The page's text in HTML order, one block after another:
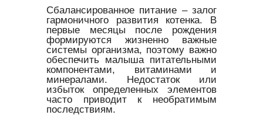
Сбалансированное питание – залог
гармоничного развития котенка. В
первые месяцы после рождения
формируются жизненно важные
системы организма, поэтому важно
обеспечить малыша питательными
компонентами, витаминами и
минералами. Недостаток или
избыток определенных элементов
часто приводит к необратимым
последствиям.